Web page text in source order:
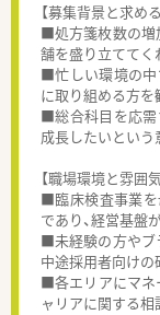
【募集背景と求め
■処方箋枚数の増
舗を盛り立ててく
■忙しい環境の中
に取り組める方を
■総合科目を応需
成長したいという
【職場環境と雰囲気
■臨床検査事業を
であり、経営基盤
■未経験の方やブ
中途採用者向けの
■各エリアにマネ
ャリアに関する相